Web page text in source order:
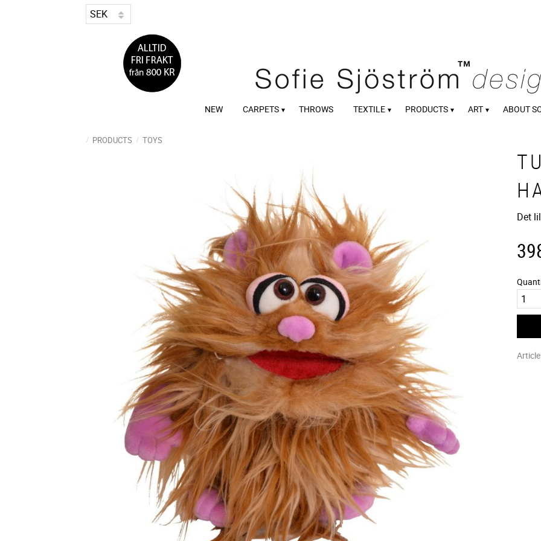
NEW CARPETS THROWS TEXTILE PRODUCTS ART ABOUT
PRODUCTS TOYS
Det